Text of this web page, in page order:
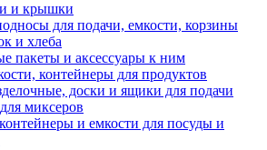
и крышки
для подачи, емкости, корзины
и хлеба
пакеты и аксессуары к ним
контейнеры для продуктов
доски и ящики для подачи
миксеров
и емкости для посуды и